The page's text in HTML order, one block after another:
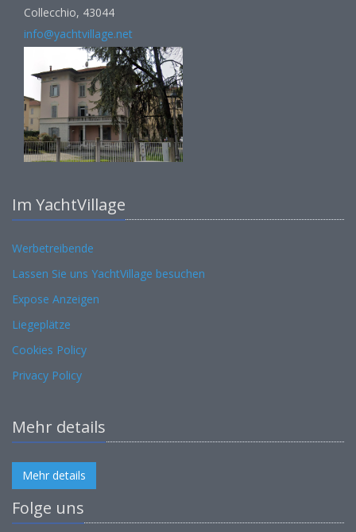
Collecchio, 43044
info@yachtvillage.net
Im YachtVillage
Werbetreibende
Lassen Sie uns YachtVillage besuchen
Expose Anzeigen
Liegeplätze
Cookies Policy
Privacy Policy
Mehr details
Mehr details
Folge uns